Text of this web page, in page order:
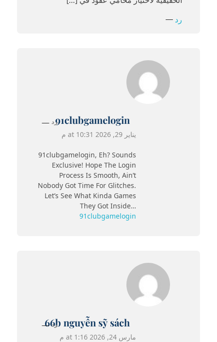
رد
91clubgamelogin
يناير 29, 2026 at 10:31 م
91clubgamelogin, Eh? Sounds
Exclusive! Hope The Login
Process Is Smooth, Ain’t
Nobody Got Time For Glitches.
Let’s See What Kinda Games
They Got Inside…
91clubgamelogin
رد
66b nguyễn sỹ sách
مارس 24, 2026 at 1:16 م
رد